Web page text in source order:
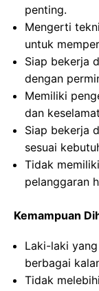
penting.
Mengerti
untuk
Siap bekerja
dengan
Memiliki
dan
Siap bekerja
sesuai
Tidak
pelanggaran
Kemampuan
Laki-laki
berbagai
Tidak